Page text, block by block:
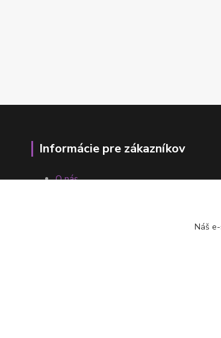
Informácie pre zákazníkov
O nás
Náš